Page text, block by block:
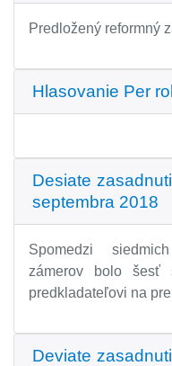
Predložený reformný
Hlasovanie Per
Desiate
septembra 2018
Spomedzi
zámerov bolo šesť
predkladateľovi na
Deviate